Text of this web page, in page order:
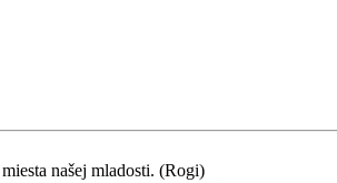
našej mladosti. (Rogi)